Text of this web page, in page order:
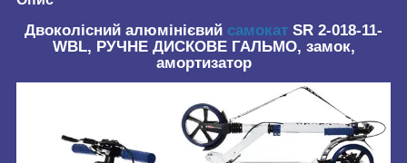
Двоколісний алюмінієвий самокат SR 2-018-11-
WBL, РУЧНЕ ДИСКОВЕ ГАЛЬМО, замок,
амортизатор